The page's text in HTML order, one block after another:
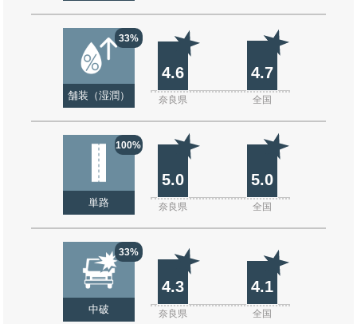
33%
舗装（湿潤）
4.6 4.7
奈良県 全国
100%
単路
5.0 5.0
奈良県 全国
33%
中破
4.3 4.1
奈良県 全国